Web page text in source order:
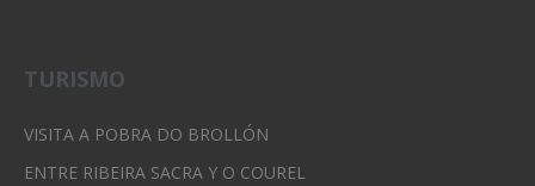
TURISMO
VISITA A POBRA DO BROLLÓN
ENTRE RIBEIRA SACRA Y O COUREL